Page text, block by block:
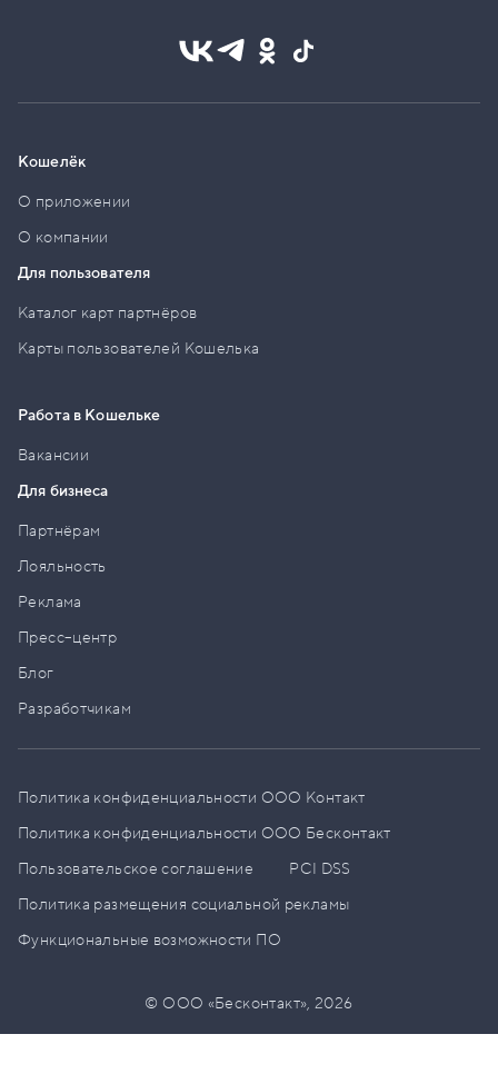
Кошелёк
О приложении
О компании
Для пользователя
Каталог карт партнёров
Карты пользователей Кошелька
Работа в Кошельке
Вакансии
Для бизнеса
Партнёрам
Лояльность
Реклама
Пресс–центр
Блог
Разработчикам
Политика конфиденциальности ООО Контакт
Политика конфиденциальности ООО Бесконтакт
Пользовательское соглашение
PCI DSS
Политика размещения социальной рекламы
Функциональные возможности ПО
© ООО «Бесконтакт»,2026